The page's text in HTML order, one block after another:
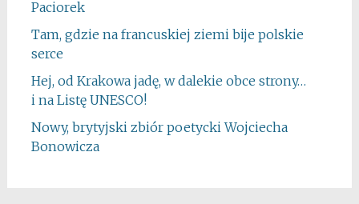
Paciorek
Tam, gdzie na francuskiej ziemi bije polskie
serce
Hej, od Krakowa jadę, w dalekie obce strony…
i na Listę UNESCO!
Nowy, brytyjski zbiór poetycki Wojciecha
Bonowicza